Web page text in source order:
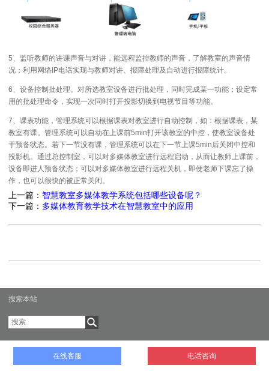
5、监听教师的讲课声音与对讲，能远程监控教师的声音，了解教室的声音情
况；利用网络IP电话实现与教师对讲、报障处理及自动进行报障统计。
6、设备控制批处理。对所选教室设备进行批处理，同时完成某一功能；设定常
用的批处理命令，实现一次同时打开投影切换到电视节目等功能。
7、课表功能，管理系统可以根据课表对教室进行自动控制，如：根据课表，某
教室有课。管理系统可以自动在上课前5min打开该教室的中控，使教室设备处
于预备状态。若下一节没有课，管理系统可以在下一节上课5min后关闭中控和
投影机。通过总控制室，可以对多媒体教室进行远程启动，从而让教师上课前，
设备即进人预备状态；可以对多媒体教室进行远程关机，即便老师下课忘了操
作，也可以很快的被正常关闭。
上一篇： 智慧教室多媒体教学系统包括哪些设备呢？
下一篇： 多媒体教育教学技术在智慧教室中的应用
搜索本站
Copyright © 2002-2011 版权所有 | 广州力扑智能科技有限公司|
在线客服 电话咨询